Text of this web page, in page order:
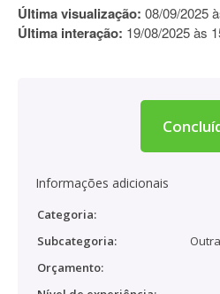
Última visualização: 08/09/2025
Última interação: 19/08/2025 às
Informações adicionais
Categoria:
Subcategoria:
Orçamento: